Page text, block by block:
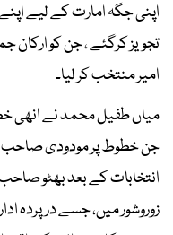
اپنی جگہ امارت کے لیے
تجویز کرگئے ، جن کو
امیر منتخب کر لیا۔
میاں طفیل محمد نے انھی
انتخابات کے بعد بھٹو
زوروشور میں، جسے درپردہ